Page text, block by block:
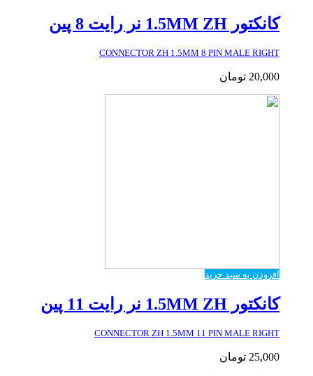
کانکتور 1.5MM ZH نر رایت 8 پین
CONNECTOR ZH 1.5MM 8 PIN MALE RIGHT
20,000 تومان
افزودن به سبد خرید
کانکتور 1.5MM ZH نر رایت 11 پین
CONNECTOR ZH 1.5MM 11 PIN MALE RIGHT
25,000 تومان